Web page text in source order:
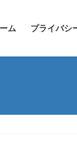
ム プライバシ